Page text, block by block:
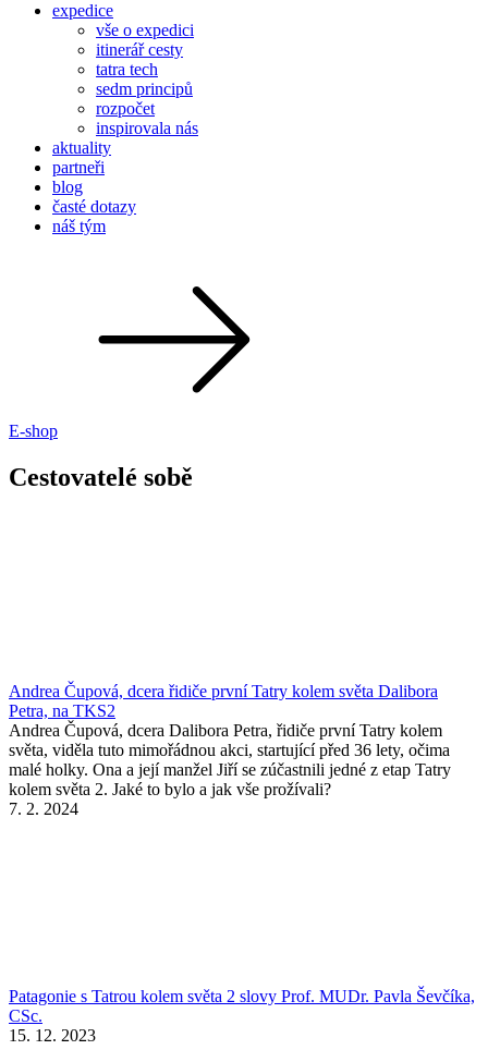
expedice
vše o expedici
itinerář cesty
tatra tech
sedm principů
rozpočet
inspirovala nás
aktuality
partneři
blog
časté dotazy
náš tým
E-shop
Cestovatelé sobě
Andrea Čupová, dcera řidiče první Tatry kolem světa Dalibora
Petra, na TKS2
Andrea Čupová, dcera Dalibora Petra, řidiče první Tatry kolem
světa, viděla tuto mimořádnou akci, startující před 36 lety, očima
malé holky. Ona a její manžel Jiří se zúčastnili jedné z etap Tatry
kolem světa 2. Jaké to bylo a jak vše prožívali?
7. 2. 2024
Patagonie s Tatrou kolem světa 2 slovy Prof. MUDr. Pavla Ševčíka,
CSc.
15. 12. 2023